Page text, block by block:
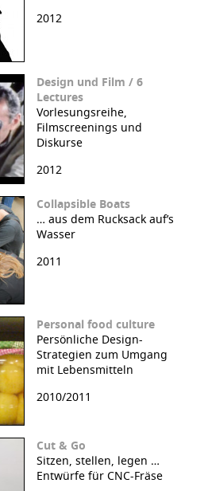
2012
Design und Film / 6
Lectures
Vorlesungsreihe,
Filmscreenings und
Diskurse
2012
Collapsible Boats
… aus dem Rucksack auf’s
Wasser
2011
Personal food culture
Persönliche Design-
Strategien zum Umgang
mit Lebensmitteln
2010/2011
Cut & Go
Sitzen, stellen, legen …
Entwürfe für CNC-Fräse